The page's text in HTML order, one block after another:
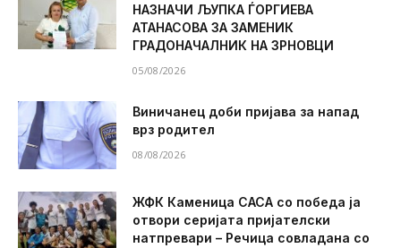
НАЗНАЧИ ЉУПКА ЃОРГИЕВА
АТАНАСОВА ЗА ЗАМЕНИК
ГРАДОНАЧАЛНИК НА ЗРНОВЦИ
05/08/2026
Виничанец доби пријава за напад
врз родител
08/08/2026
ЖФК Каменица САСА со победа ја
отвори серијата пријателски
натпревари – Речица совладана со